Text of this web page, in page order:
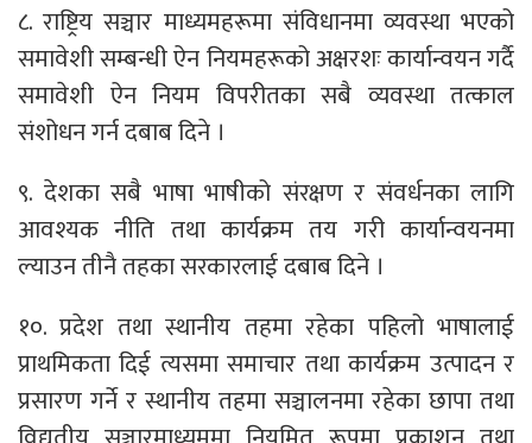
८. राष्ट्रिय सञ्चार माध्यमहरूमा संविधानमा व्यवस्था भएको
समावेशी सम्बन्धी ऐन नियमहरूको अक्षरशः कार्यान्वयन गर्दै
समावेशी ऐन नियम विपरीतका सबै व्यवस्था तत्काल
संशोधन गर्न दबाब दिने ।
९. देशका सबै भाषा भाषीको संरक्षण र संवर्धनका लागि
आवश्यक नीति तथा कार्यक्रम तय गरी कार्यान्वयनमा
ल्याउन तीनै तहका सरकारलाई दबाब दिने ।
१०. प्रदेश तथा स्थानीय तहमा रहेका पहिलो भाषालाई
प्राथमिकता दिई त्यसमा समाचार तथा कार्यक्रम उत्पादन र
प्रसारण गर्ने र स्थानीय तहमा सञ्चालनमा रहेका छापा तथा